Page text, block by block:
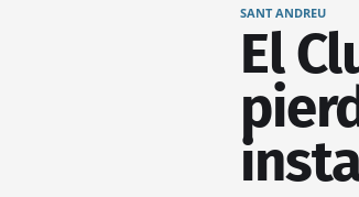
SANT ANDREU
El